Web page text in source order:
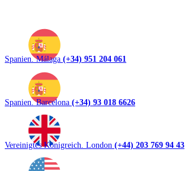
Spanien. Málaga (+34) 951 204 061
Spanien. Barcelona (+34) 93 018 6626
Vereinigtes Königreich. London (+44) 203 769 94 43